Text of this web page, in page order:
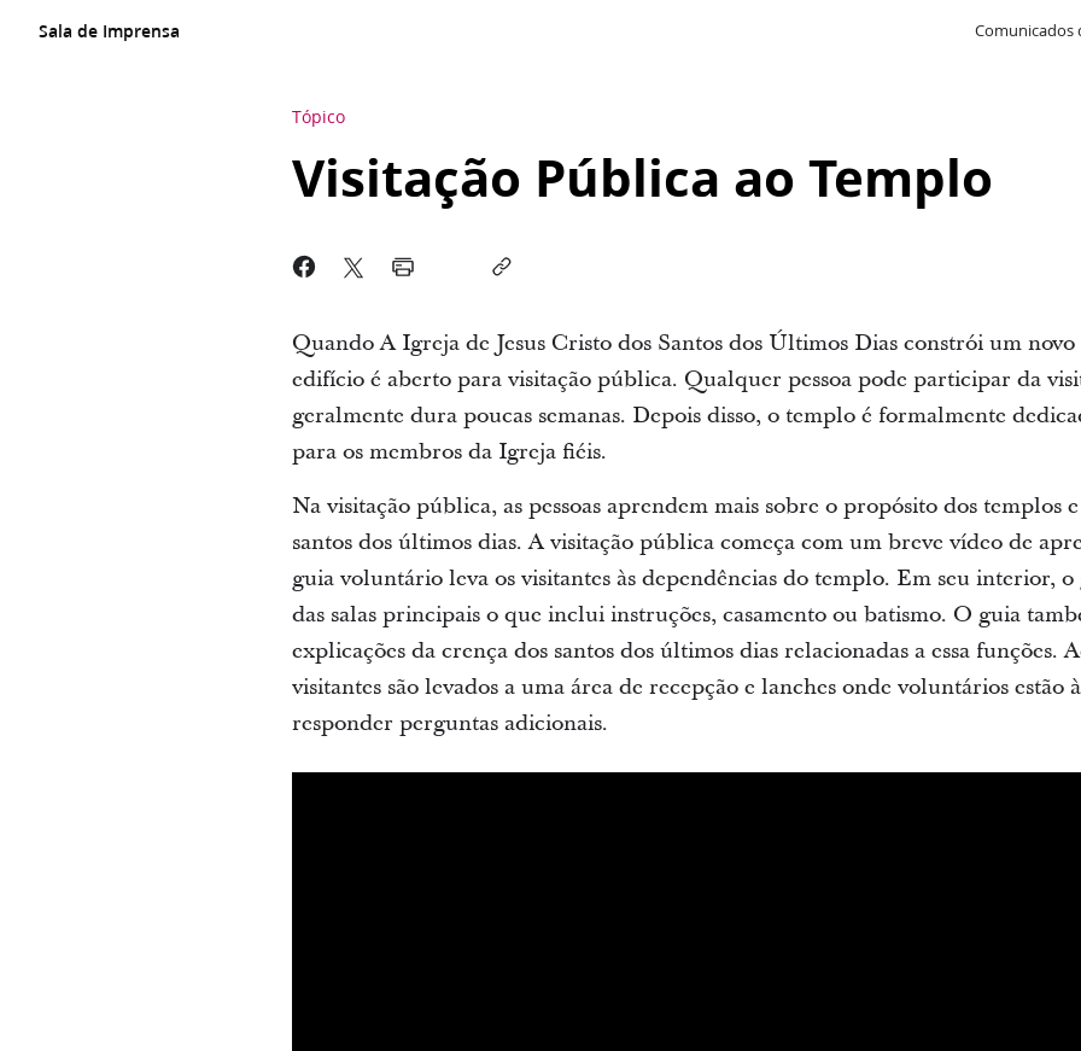
Sala de Imprensa Comunicados
Tópico
Visitação Pública ao Templo
Quando A Igreja de Jesus Cristo dos Santos dos Últimos Dias constrói um
edifício é aberto para visitação pública. Qualquer pessoa pode participar da
geralmente dura poucas semanas. Depois disso, o templo é formalmente
para os membros da Igreja fiéis.
Na visitação pública, as pessoas aprendem mais sobre o propósito dos templos
santos dos últimos dias. A visitação pública começa com um breve vídeo de
guia voluntário leva os visitantes às dependências do templo. Em seu interior,
das salas principais o que inclui instruções, casamento ou batismo. O guia
explicações da crença dos santos dos últimos dias relacionadas a essa funções.
visitantes são levados a uma área de recepção e lanches onde voluntários estão
responder perguntas adicionais.